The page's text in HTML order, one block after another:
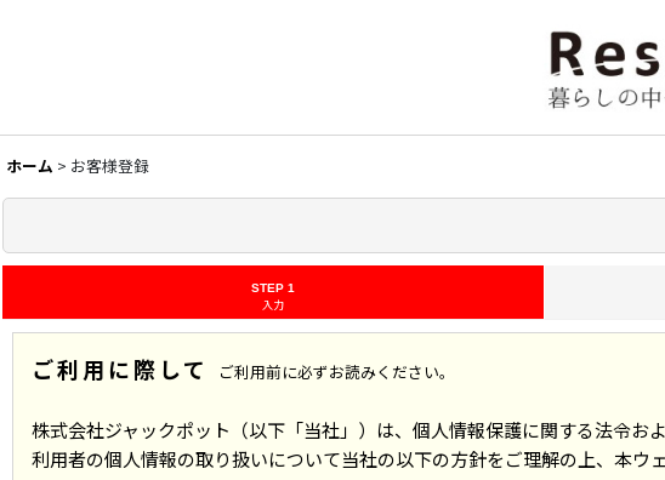
ホーム > お客様登録
STEP 1
入力
ご利用に際して ご利用前に必ずお読みください。
株式会社ジャックポット（以下「当社」）は、個人情報保護に関する法令お
利用者の個人情報の取り扱いについて当社の以下の方針をご理解の上、本ウ